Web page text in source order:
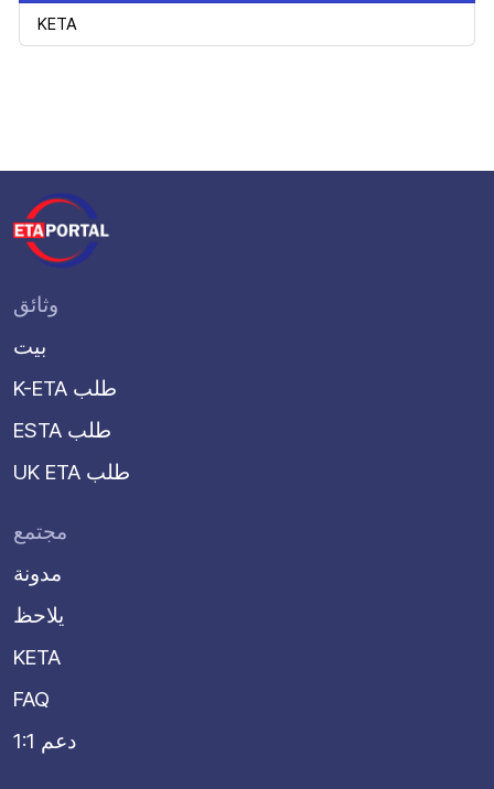
KETA
وثائق
بيت
K-ETA طلب
ESTA طلب
UK ETA طلب
مجتمع
مدونة
يلاحظ
KETA
FAQ
دعم 1:1